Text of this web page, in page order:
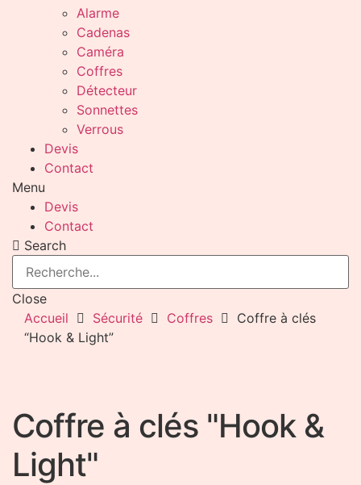
Alarme
Cadenas
Caméra
Coffres
Détecteur
Sonnettes
Verrous
Devis
Contact
Menu
Devis
Contact
Search
Close
Accueil
Sécurité Coffres
Coffre à clés
“Hook & Light”
Coffre à clés "Hook &
Light"